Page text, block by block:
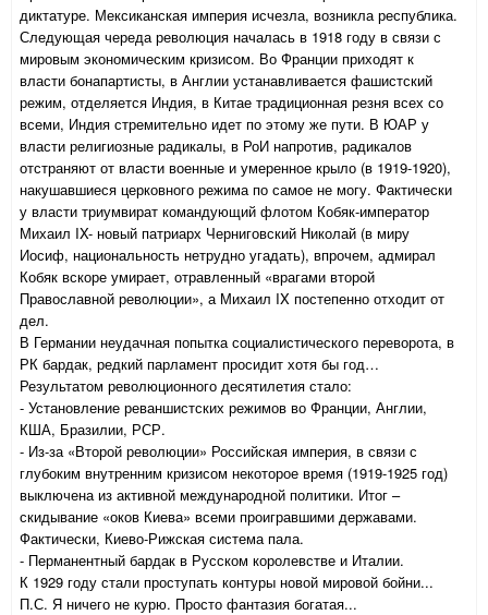
диктатуре. Мексиканская империя исчезла, возникла республика.
Следующая череда революция началась в 1918 году в связи с
мировым экономическим кризисом. Во Франции приходят к
власти бонапартисты, в Англии устанавливается фашистский
режим, отделяется Индия, в Китае традиционная резня всех со
всеми, Индия стремительно идет по этому же пути. В ЮАР у
власти религиозные радикалы, в РоИ напротив, радикалов
отстраняют от власти военные и умеренное крыло (в 1919-1920),
накушавшиеся церковного режима по самое не могу. Фактически
у власти триумвират командующий флотом Кобяк-император
Михаил IX- новый патриарх Черниговский Николай (в миру
Иосиф, национальность нетрудно угадать), впрочем, адмирал
Кобяк вскоре умирает, отравленный «врагами второй
Православной революции», а Михаил IX постепенно отходит от
дел.
В Германии неудачная попытка социалистического переворота, в
РК бардак, редкий парламент просидит хотя бы год…
Результатом революционного десятилетия стало:
- Установление реваншистских режимов во Франции, Англии,
КША, Бразилии, РСР.
- Из-за «Второй революции» Российская империя, в связи с
глубоким внутренним кризисом некоторое время (1919-1925 год)
выключена из активной международной политики. Итог –
скидывание «оков Киева» всеми проигравшими державами.
Фактически, Киево-Рижская система пала.
- Перманентный бардак в Русском королевстве и Италии.
К 1929 году стали проступать контуры новой мировой бойни...
П.С. Я ничего не курю. Просто фантазия богатая...